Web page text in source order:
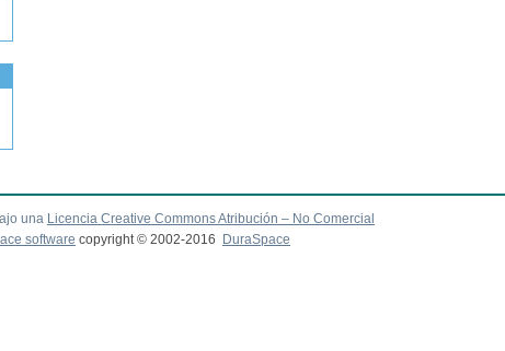
una Licencia Creative Commons Atribución – No Comercial
software copyright © 2002-2016 DuraSpace